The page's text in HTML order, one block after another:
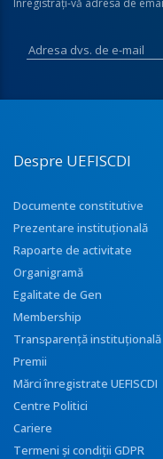
Înregistraţi-vă adresa de
Despre UEFISCDI
Documente constitutive
Prezentare instituţională
Rapoarte de activitate
Organigramă
Egalitate de Gen
Membership
Transparenţă instituţională
Premii
Mărci înregistrate UEFISCDI
Centre Politici
Cariere
Termeni și condiții GDPR